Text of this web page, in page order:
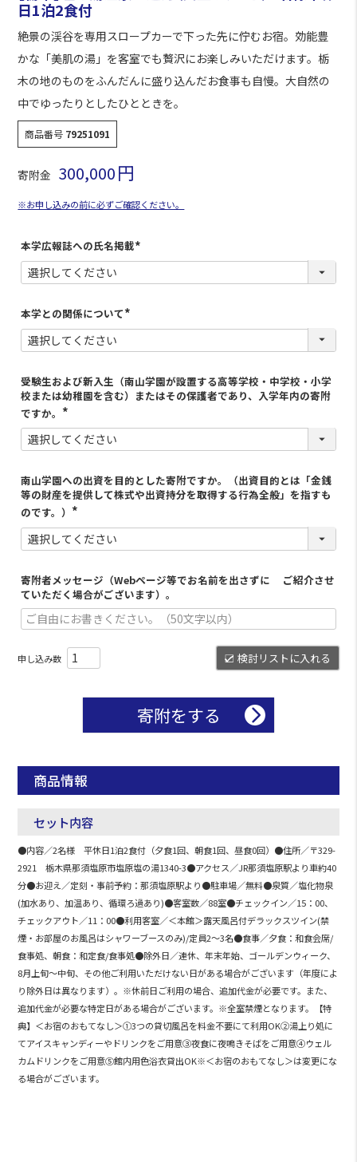
日1泊2食付
絶景の渓谷を専用スロープカーで下った先に佇むお宿。効能豊
かな「美肌の湯」を客室でも贅沢にお楽しみいただけます。栃
木の地のものをふんだんに盛り込んだお食事も自慢。大自然の
中でゆったりとしたひとときを。
商品番号 79251091
寄附金 300,000
※お申し込みの前に必ずご確認ください。
本学広報誌への氏名掲載
(
須
本学との関係について
(
須
受験生および新入生（南山学園が設置する高等学校・中学校・小学
校または幼稚園を含む）またはその保護者であり、入学年内の寄附
ですか。
南山学園への出資を目的とした寄附ですか。（出資目的とは「金銭
等の財産を提供して株式や出資持分を取得する行為全般」を指すも
のです。）
寄附者メッセージ（Webページ等でお名前を出さずに ご紹介させ
ていただく場合がございます）。
検討リストに入れる
寄附をする
商品情報
セット内容
●内容／2名様 平休日1泊2食付（夕食1回、朝食1回、昼食0回）●住所／〒329-
2921 栃木県那須塩原市塩原塩の湯1340-3●アクセス／JR那須塩原駅より車約40
分●お迎え／定刻・事前予約：那須塩原駅より●駐車場／無料●泉質／塩化物泉
(加水あり、加温あり、循環ろ過あり)●客室数／88室●チェックイン／15：00、
チェックアウト／11：00●利用客室／＜本館＞露天風呂付デラックスツイン(禁
煙・お部屋のお風呂はシャワーブースのみ)/定員2～3名●食事／夕食：和食会席/
食事処、朝食：和定食/食事処●除外日／連休、年末年始、ゴールデンウィーク、
8月上旬～中旬、その他ご利用いただけない日がある場合がございます（年度によ
り除外日は異なります）。※休前日ご利用の場合、追加代金が必要です。また、
追加代金が必要な特定日がある場合がございます。※全室禁煙となります。【特
典】＜お宿のおもてなし＞①3つの貸切風呂を料金不要にて利用OK②湯上り処に
てアイスキャンディーやドリンクをご用意③夜食に夜鳴きそばをご用意④ウェル
カムドリンクをご用意⑤館内用色浴衣貸出OK※＜お宿のおもてなし＞は変更にな
る場合がございます。